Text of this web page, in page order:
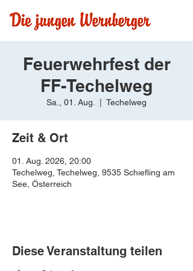
Feuerwehrfest der
FF-Techelweg
Sa., 01. Aug. Techelweg
Zeit & Ort
01. Aug. 2026, 20:00
Techelweg, Techelweg, 9535 Schiefling am
See, Österreich
Diese Veranstaltung teilen